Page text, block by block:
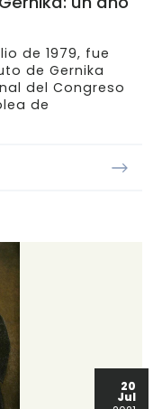
de 1979, fue
de Gernika
del Congreso
de
20
Jul